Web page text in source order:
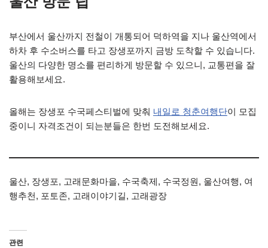
부산에서 울산까지 전철이 개통되어 덕하역을 지나 울산역에서
하차 후 수소버스를 타고 장생포까지 금방 도착할 수 있습니다.
울산의 다양한 명소를 편리하게 방문할 수 있으니, 교통편을 잘
활용해보세요.
올해는 장생포 수국페스티벌에 맞춰 내일로 청춘여행단이 모집
중이니 자격조건이 되는분들은 한번 도전해보세요.
울산, 장생포, 고래문화마을, 수국축제, 수국정원, 울산여행, 여
행추천, 포토존, 고래이야기길, 고래광장
관련